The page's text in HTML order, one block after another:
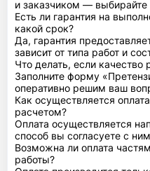
и заказчиком — выбирайте
Есть ли гарантия на
какой срок?
Да, гарантия
зависит от типа работ и
Что делать, если качество
Заполните форму
оперативно решим ваш
Как осуществляется
расчетом?
Оплата осуществляется
способ вы согласуете с
Возможна ли оплата
работы?